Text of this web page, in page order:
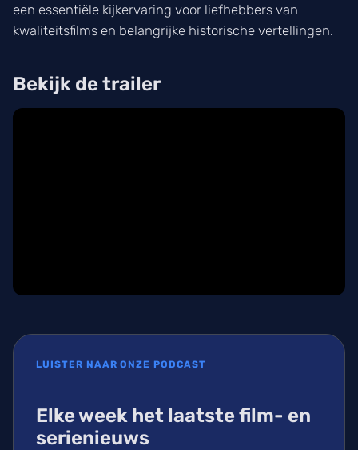
een essentiële kijkervaring voor liefhebbers van
kwaliteitsfilms en belangrijke historische vertellingen.
Bekijk de trailer
LUISTER NAAR ONZE PODCAST
Elke week het laatste film- en
serienieuws